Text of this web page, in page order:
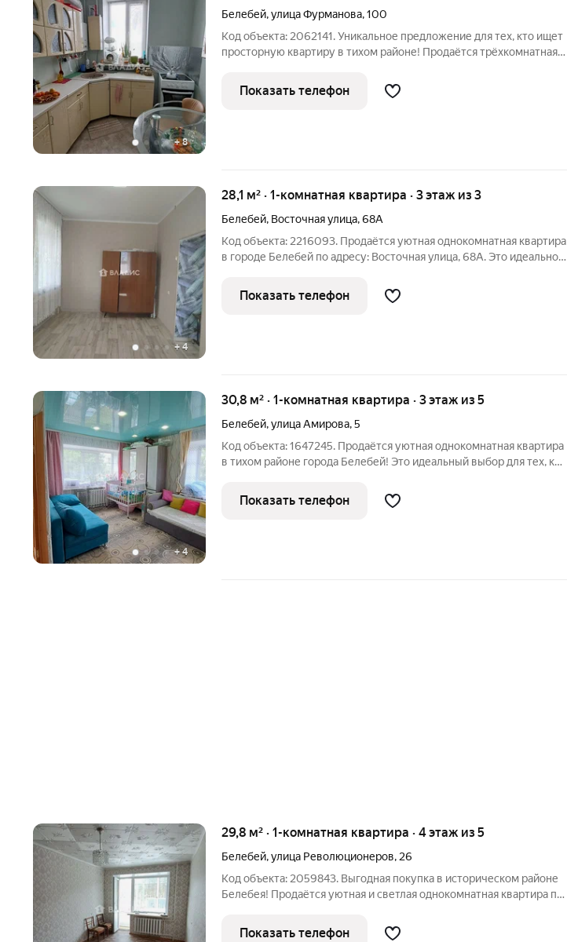
+8
Белебей,улица Фурманова,100
Код объекта: 2062141. Уникальное предложение для тех, кто ищет
просторную квартиру в тихом районе! Продаётся трёхкомнатная
Белебей. Квартира расположена на первом этаже двухэтажного
Показать телефон
+ 4
28,1 м² · 1-комнатная квартира · 3 этаж из 3
Белебей, Восточная улица,68А
Код объекта: 2216093. Продаётся уютная однокомнатная квартира
в городе Белебей по адресу: Восточная улица, 68А. Это идеальное
цене. Квартира расположена на третьем этаже трёхэтажного
Показать телефон
+4
30,8 м² · 1-комнатная квартира · 3 этаж из 5
Белебей,улица Амирова,5
Код объекта: 1647245. Продаётся уютная однокомнатная квартира
в тихом районе города Белебей! Это идеальный выбор для тех, кто
расположена на третьем этаже пятиэтажного кирпичного дома
1968 года
Показать телефон
29,8 м² · 1-комнатная квартира · 4 этаж из 5
Белебей,улица Революционеров, 26
Код объекта: 2059843. Выгодная покупка в историческом районе
Белебея! Продаётся уютная и светлая однокомнатная квартира по
четвёртом этаже пятиэтажного кирпичного дома 1980 года
Показать телефон